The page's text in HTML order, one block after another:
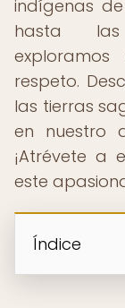
indígenas
hasta las
respeto.
las tierras
en nuestro
¡Atrévete a
este
Índice